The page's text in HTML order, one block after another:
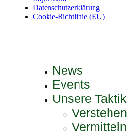
Datenschutzerklärung
Cookie-Richtlinie (EU)
News
Events
Unsere Taktik
Verstehen
Vermitteln